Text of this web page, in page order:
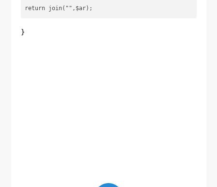
return join("",$ar);
}